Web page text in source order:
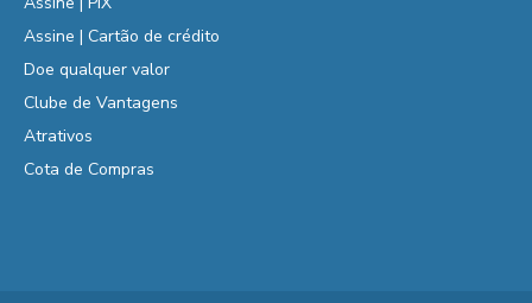
Assine | Cartão de crédito
Doe qualquer valor
Clube de Vantagens
Atrativos
Cota de Compras